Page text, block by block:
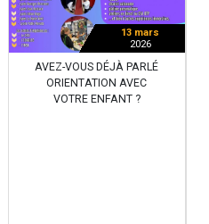
13 mars
2026
AVEZ-VOUS DÉJÀ PARLÉ
ORIENTATION AVEC
VOTRE ENFANT ?